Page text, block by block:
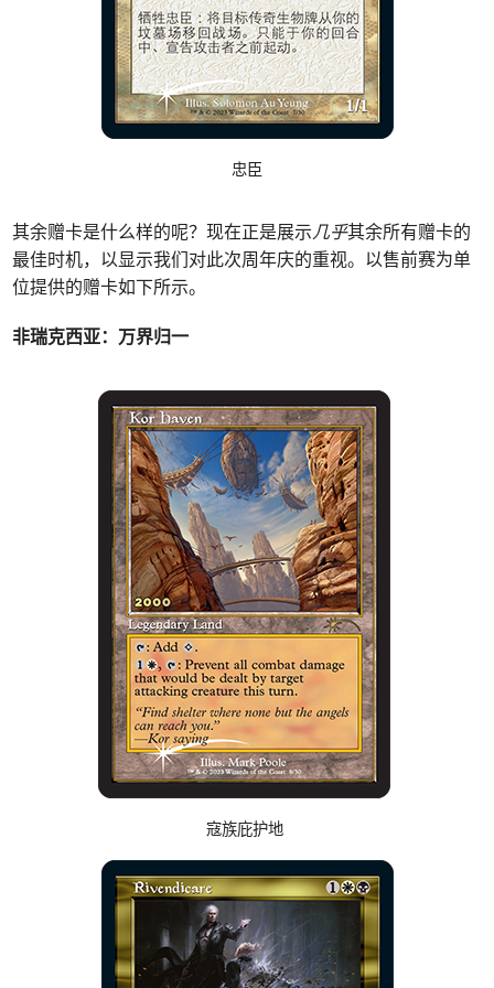
忠臣
其余赠卡是什么样的呢？现在正是展示几乎其余所有赠卡的
最佳时机，以显示我们对此次周年庆的重视。以售前赛为单
位提供的赠卡如下所示。
非瑞克西亚：万界归一
寇族庇护地